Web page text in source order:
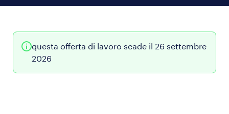
questa offerta di lavoro scade il 26 settembre
2026